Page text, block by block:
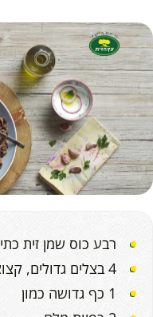
רבע כוס שמן זית
4 בצלים גדולים, קצוצים דק
1 כף גדושה כמון